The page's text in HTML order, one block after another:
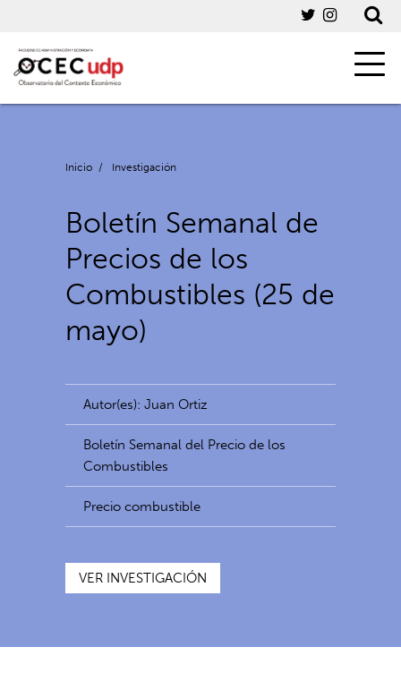
Inicio / Investigación
Boletín Semanal de
Precios de los
Combustibles (25 de
mayo)
Autor(es): Juan Ortiz
Boletín Semanal del Precio de los
Combustibles
Precio combustible
VER INVESTIGACIÓN